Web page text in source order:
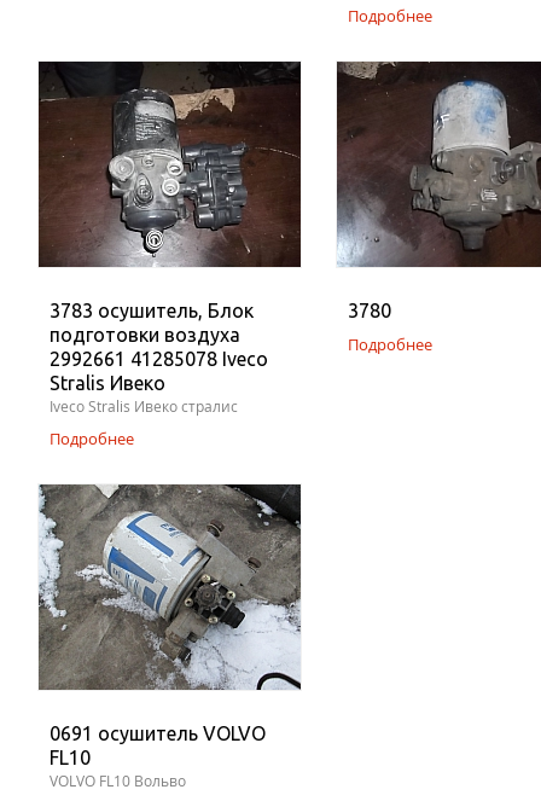
Подробнее
3783 осушитель, Блок
подготовки воздуха
2992661 41285078 Iveco
Stralis Ивеко
Iveco Stralis Ивеко стралис
Подробнее
3780
Подробнее
0691 осушитель VOLVO
FL10
VOLVO FL10 Вольво